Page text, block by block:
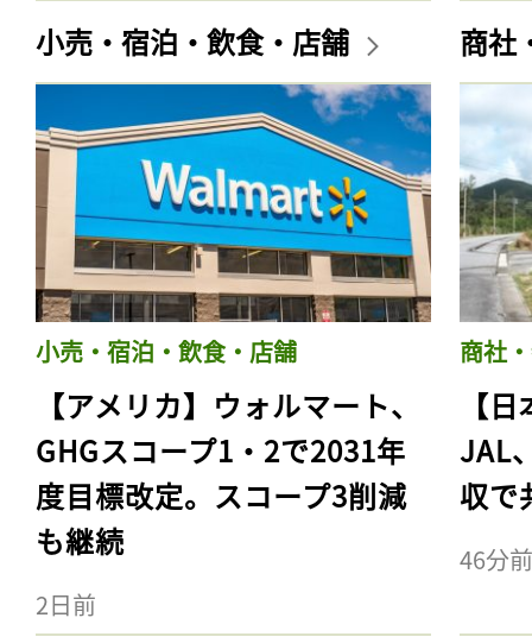
小売・宿泊・飲食・店舗
小売・宿泊・飲食・店舗
【アメリカ】ウォルマート、
GHGスコープ1・2で2031年
度目標改定。スコープ3削減
も継続
2日前
商社
商社
【
JAL
収で
46分前